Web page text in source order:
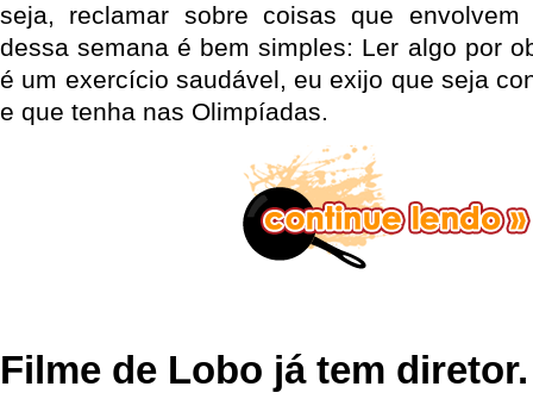
seja, reclamar sobre coisas que
dessa semana é bem simples: Ler algo por
é um exercício saudável, eu exijo que seja
e que tenha nas Olimpíadas.
Filme de Lobo já tem diretor.